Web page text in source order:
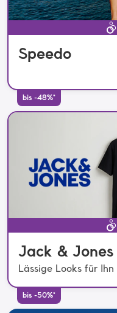
Speedo
bis -48%*
Jack & Jones
Lässige Looks für Ihn
bis -50%*